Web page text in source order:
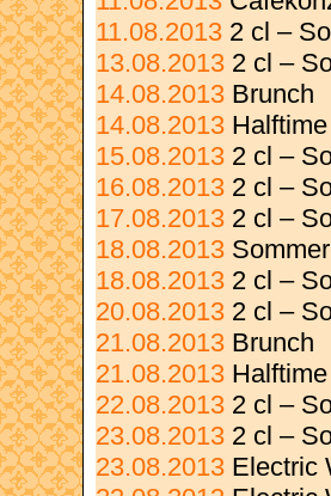
11.08.2013 2 cl –
13.08.2013 2 cl –
14.08.2013 Brunch
14.08.2013 Halftime
15.08.2013 2 cl –
16.08.2013 2 cl –
17.08.2013 2 cl –
18.08.2013
18.08.2013 2 cl –
20.08.2013 2 cl –
21.08.2013 Brunch
21.08.2013 Halftime
22.08.2013 2 cl –
23.08.2013 2 cl –
23.08.2013 Electric